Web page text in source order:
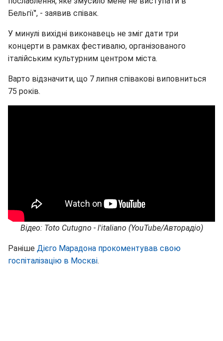
Бельгії", - заявив співак.
У минулі вихідні виконавець не зміг дати три
концерти в рамках фестивалю, організованого
італійським культурним центром міста.
Варто відзначити, що 7 липня співакові виповниться
75 років.
Відео: Toto Cutugno - l'italiano (YouTube/Авторадіо)
Раніше Дієго Марадона прокоментував свою
госпіталізацію в Москві.